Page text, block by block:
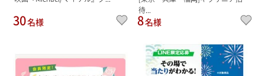
30名様
待...
8名様